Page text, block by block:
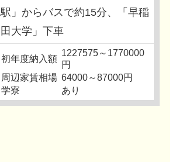
駅」からバスで約15分、「早稲
田大学」下車
初年度納入額
1227575～1770000
円
周辺家賃相場 64000～87000円
学寮
あり